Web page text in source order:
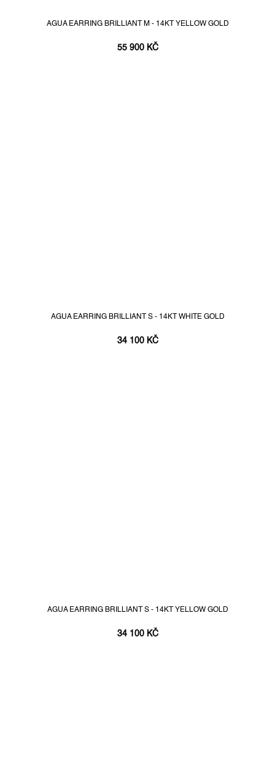
AGUA EARRING BRILLIANT M - 14KT YELLOW GOLD
55 900 KČ
AGUA EARRING BRILLIANT S - 14KT WHITE GOLD
34 100 KČ
AGUA EARRING BRILLIANT S - 14KT YELLOW GOLD
34 100 KČ